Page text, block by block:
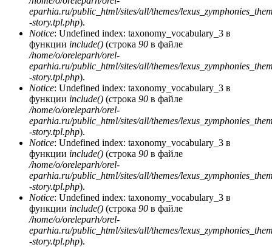
eparhia.ru/public_html/sites/all/themes/
-story.tpl.php).
Notice: Undefined index: taxonomy_vocabulary_3 в
функции include() (строка 90 в файле
/home/o/oreleparh/orel-
eparhia.ru/public_html/sites/all/themes/
-story.tpl.php).
Notice: Undefined index: taxonomy_vocabulary_3 в
функции include() (строка 90 в файле
/home/o/oreleparh/orel-
eparhia.ru/public_html/sites/all/themes/
-story.tpl.php).
Notice: Undefined index: taxonomy_vocabulary_3 в
функции include() (строка 90 в файле
/home/o/oreleparh/orel-
eparhia.ru/public_html/sites/all/themes/
-story.tpl.php).
Notice: Undefined index: taxonomy_vocabulary_3 в
функции include() (строка 90 в файле
/home/o/oreleparh/orel-
eparhia.ru/public_html/sites/all/themes/
-story.tpl.php).